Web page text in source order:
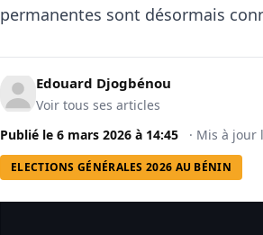
permanentes sont désormais
Edouard Djogbénou
Voir tous ses articles
Publié le 6 mars 2026 à 14:45 · Mis à jour
ELECTIONS GÉNÉRALES 2026 AU BÉNIN